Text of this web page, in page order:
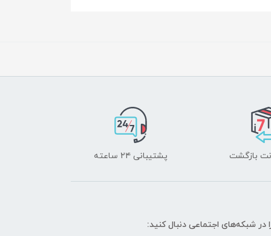
پشتیبانی ۲۴ ساعته
در شبکه‌های اجتماعی دنبال کنید: